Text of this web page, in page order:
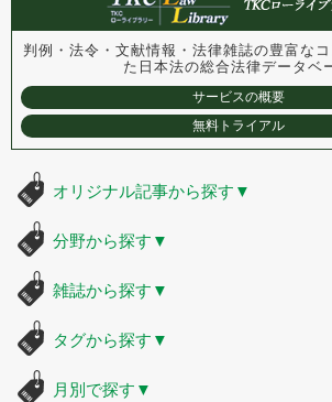
判例・法令・文献情報・法律雑誌の豊富な
た 日本法の総合法律データベ
サービスの概要
無料トライアル
オリジナル記事から探す ▼
分野から探す ▼
雑誌から探す ▼
タグから探す ▼
月別で探す ▼